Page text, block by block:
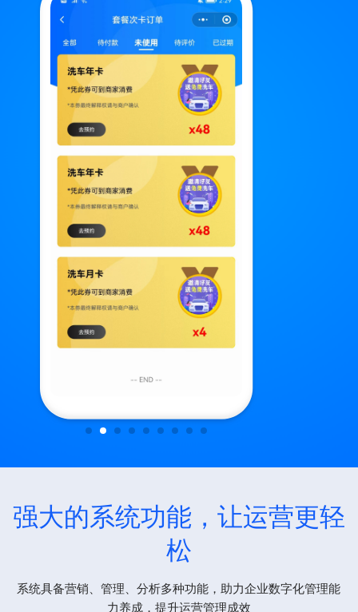
强大的系统功能，让运营更轻
松
系统具备营销、管理、分析多种功能，助力企业数字化管理能
力养成，提升运营管理成效